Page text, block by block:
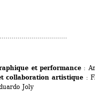
et performance:
collaboration artistique :
Joly